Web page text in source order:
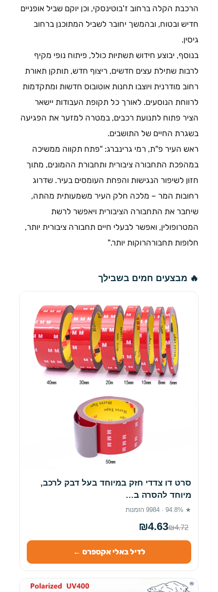
הרכבת הקלה ברחוב ז'בוטינסקי, וכן יוקם שביל אופניים
חדיש ובטוח, ובהמשך יחובר לשביל המתוכנן ברחוב
גיסין.
בנוסף, יבוצע חידוש תשתיות כולל, פיתוח נופי מקיף
לרבות שתילת עצים חדשים, ריצוף חדש, תותקן תאורת
רחוב מודרנית ויוצבו תחנות אוטובוס חדשות ומתקדמות
לרווחת הנוסעים. לאורך כל תקופת העבודות יישאר
הציר פתוח לתנועת רכבים, במטרה למזער את הפגיעה
בשגרת החיים של התושבים.
ראש העיר פ"ת, רמי גרינברג: "פתח תקווה ממשיכה
במהפכת התחבורה ציבורית ותחבורת ההמונים, מתוך
חזון לשיפור הנגישות והפחת העומסים בעיר. שדרוג
רחובות המר – מלכה חלק העיר משמעותית מהתה,
שיחבר את התחבורה הציבורית ויאפשר לרשת
המטרופולין, ואפשר לבעלי חיים תחבורה ציבורית יותר,
חלופות תחבורהרוקות יותר."
🔥 מבצעים חמים בשבילך
סרט דו צדדי חזק במיוחד בעל דבק לרכב,
מיוחד להסרה ב…
★ 94.8% · 9984 הזמנות
₪4.63₪4.72
לדיל באלי אקספרס ←